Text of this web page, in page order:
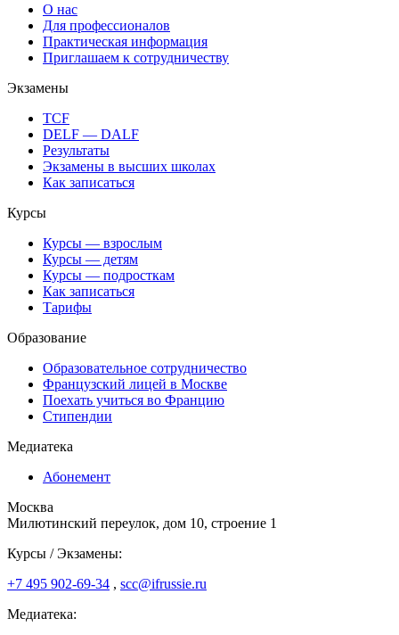
О нас
Для профессионалов
Практическая информация
Приглашаем к сотрудничеству
Экзамены
TCF
DELF — DALF
Результаты
Экзамены в высших школах
Как записаться
Курсы
Курсы — взрослым
Курсы — детям
Курсы — подросткам
Как записаться
Тарифы
Образование
Образовательное сотрудничество
Французский лицей в Москве
Поехать учиться во Францию
Стипендии
Медиатека
Абонемент
Москва
Милютинский переулок, дом 10, строение 1
Курсы / Экзамены:
+7 495 902-69-34 , scc@ifrussie.ru
Медиатека: